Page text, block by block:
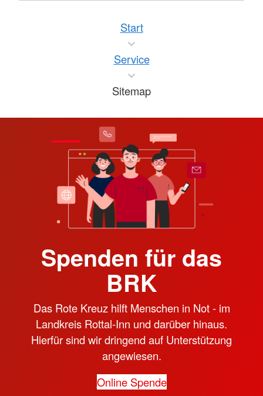
Start
Service
Sitemap
Spenden für das
BRK
Das Rote Kreuz hilft Menschen in Not - im
Landkreis Rottal-Inn und darüber hinaus.
Hierfür sind wir dringend auf Unterstützung
angewiesen.
Online Spende